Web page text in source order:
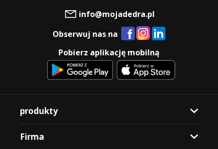
info@mojadedra.pl
Obserwuj nas na
Pobierz aplikację mobilną
produkty
Firma